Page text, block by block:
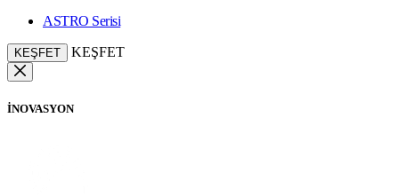
ASTRO Serisi
KEŞFET KEŞFET
İNOVASYON